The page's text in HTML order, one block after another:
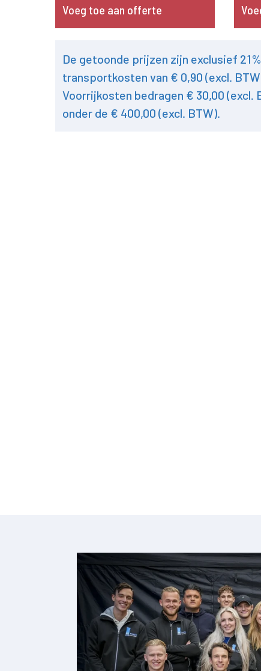
Voeg toe aan offerte
De getoonde prijzen zijn exclusief
transportkosten van € 0,90 (excl.
Voorrijkosten bedragen € 30,00 (excl.
onder de € 400,00 (excl. BTW).